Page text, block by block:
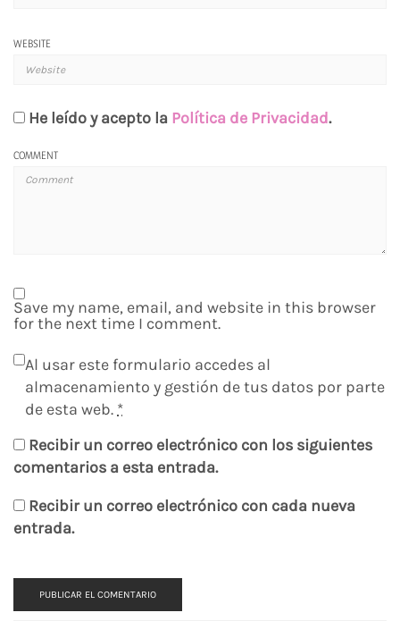
WEBSITE
He leído y acepto la Política de Privacidad.
COMMENT
Save my name, email, and website in this browser
for the next time I comment.
Al usar este formulario accedes al
almacenamiento y gestión de tus datos por parte
de esta web. *
Recibir un correo electrónico con los siguientes
comentarios a esta entrada.
Recibir un correo electrónico con cada nueva
entrada.